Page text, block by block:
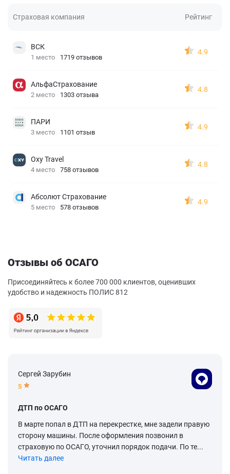
Страховая компания Рейтинг
ВСК
1 место 1719 отзывов
4.9
АльфаСтрахование
2 место 1303 отзыва
4.8
ПАРИ
3 место 1101 отзыв
4.9
Oxy Travel
4 место 758 отзывов
4.8
Абсолют Страхование
5 место 578 отзывов
4.9
Отзывы об ОСАГО
Присоединяйтесь к более 700 000 клиентов, оценивших
удобство и надежность ПОЛИС 812
Сергей Зарубин
5
ДТП по ОСАГО
В марте попал в ДТП на перекрестке, мне задели правую
сторону машины. После оформления позвонил в
страховую по ОСАГО, уточнил порядок подачи. По те...
Читать далее